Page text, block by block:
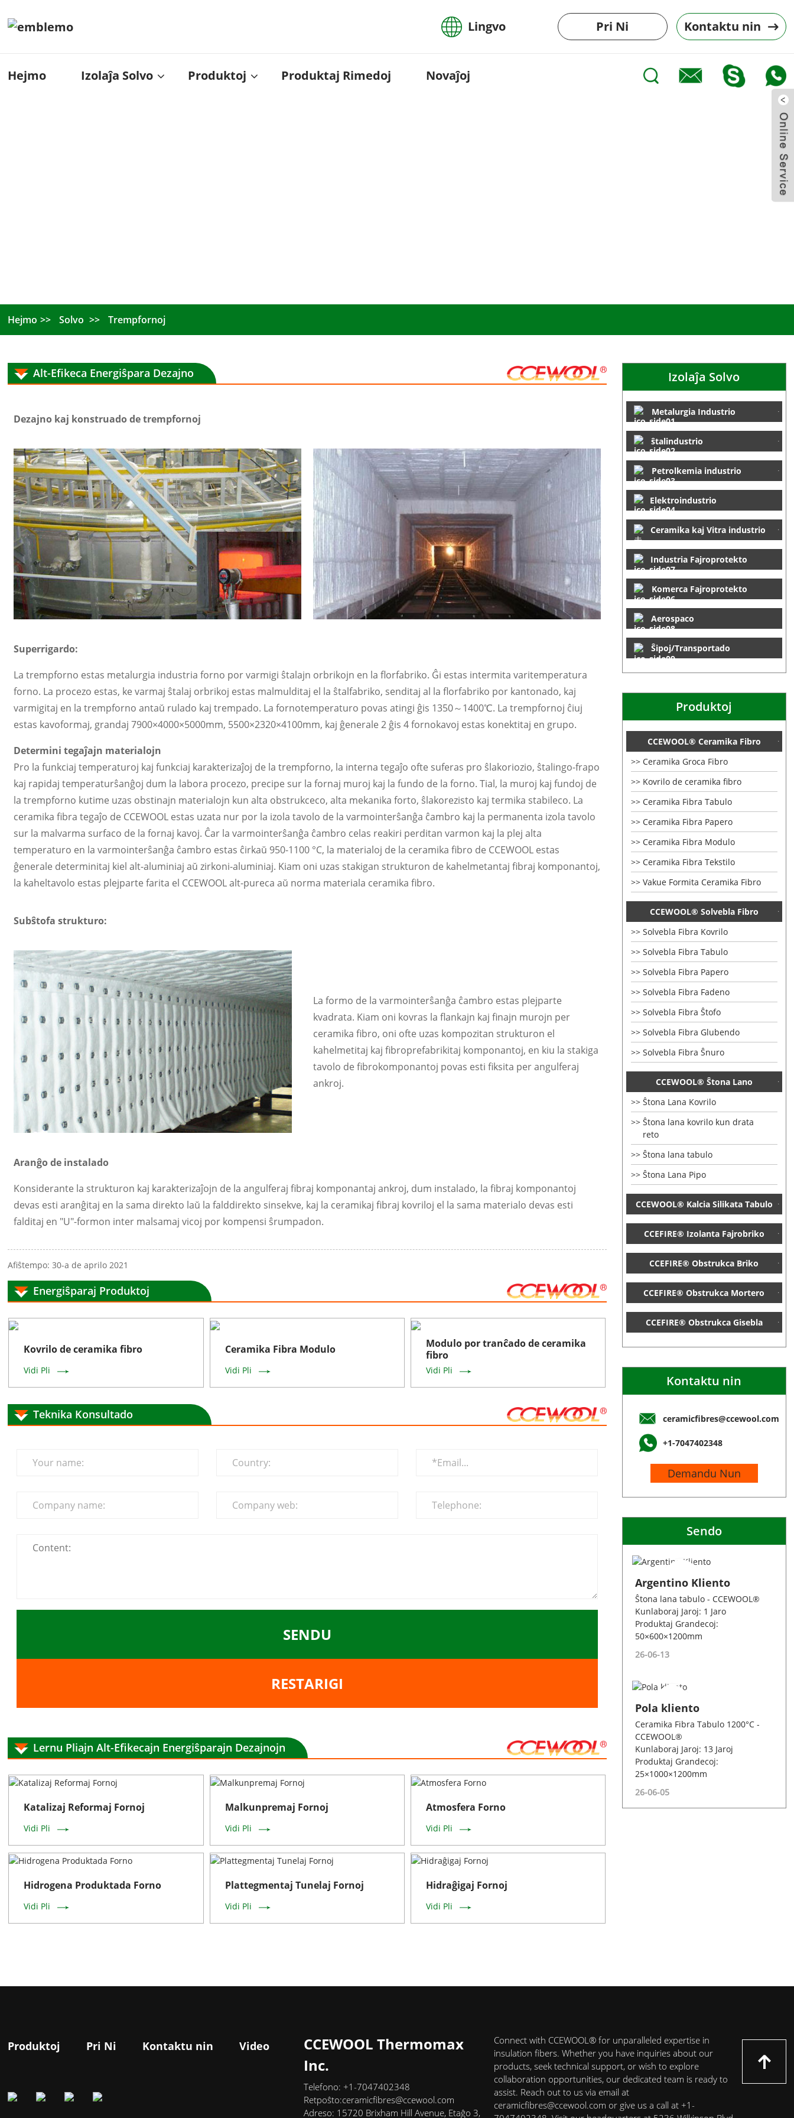
Lingvo Pri Ni Kontaktu nin
Hejmo Izolaĵa Solvo Produktoj Produktaj Rimedoj Novaĵoj
Hejmo Solvo Trempfornoj
Izolaĵa Solvo
Metalurgia Industrio
ŝtalindustrio
Petrolkemia industrio
Elektroindustrio
Ceramika kaj Vitra industrio
Industria Fajroprotekto
Komerca Fajroprotekto
Aerospaco
Ŝipoj/Transportado
Produktoj
CCEWOOL® Ceramika Fibro
Ceramika Groca Fibro
Kovrilo de ceramika fibro
Ceramika Fibra Tabulo
Ceramika Fibra Papero
Ceramika Fibra Modulo
Ceramika Fibra Tekstilo
Vakue Formita Ceramika Fibro
CCEWOOL® Solvebla Fibro
Solvebla Fibra Kovrilo
Solvebla Fibra Tabulo
Solvebla Fibra Papero
Solvebla Fibra Fadeno
Solvebla Fibra Ŝtofo
Solvebla Fibra Glubendo
Solvebla Fibra Ŝnuro
CCEWOOL® Ŝtona Lano
Ŝtona Lana Kovrilo
Ŝtona lana kovrilo kun drata
reto
Ŝtona lana tabulo
Ŝtona Lana Pipo
CCEWOOL® Kalcia Silikata Tabulo
CCEFIRE® Izolanta Fajrobriko
CCEFIRE® Obstrukca Briko
CCEFIRE® Obstrukca Mortero
CCEFIRE® Obstrukca Gisebla
Kontaktu nin
ceramicfibres@ccewool.com
+1-7047402348
Demandu Nun
Sendo
Argentino Kliento
Ŝtona lana tabulo - CCEWOOL®
Kunlaboraj Jaroj: 1 Jaro
Produktaj Grandecoj:
50×600×1200mm
26-06-13
Pola kliento
Ceramika Fibra Tabulo 1200°C -
CCEWOOL®
Kunlaboraj Jaroj: 13 Jaroj
Produktaj Grandecoj:
25×1000×1200mm
26-06-05
Alt-Efikeca Energiŝpara Dezajno
Dezajno kaj konstruado de trempfornoj
Superrigardo:
La trempforno estas metalurgia industria forno por varmigi ŝtalajn orbrikojn en la florfabriko. Ĝi estas intermita varitemperatura
forno. La procezo estas, ke varmaj ŝtalaj orbrikoj estas malmulditaj el la ŝtalfabriko, senditaj al la florfabriko por kantonado, kaj
varmigitaj en la trempforno antaŭ rulado kaj trempado. La fornotemperaturo povas atingi ĝis 1350～1400℃. La trempfornoj ĉiuj
estas kavoformaj, grandaj 7900×4000×5000mm, 5500×2320×4100mm, kaj ĝenerale 2 ĝis 4 fornokavoj estas konektitaj en grupo.
Determini tegaĵajn materialojn
Pro la funkciaj temperaturoj kaj funkciaj karakterizaĵoj de la trempforno, la interna tegaĵo ofte suferas pro ŝlakoriozio, ŝtalingo-frapo
kaj rapidaj temperaturŝanĝoj dum la labora procezo, precipe sur la fornaj muroj kaj la fundo de la forno. Tial, la muroj kaj fundoj de
la trempforno kutime uzas obstinajn materialojn kun alta obstrukceco, alta mekanika forto, ŝlakorezisto kaj termika stabileco. La
ceramika fibra tegaĵo de CCEWOOL estas uzata nur por la izola tavolo de la varmointerŝanĝa ĉambro kaj la permanenta izola tavolo
sur la malvarma surfaco de la fornaj kavoj. Ĉar la varmointerŝanĝa ĉambro celas reakiri perditan varmon kaj la plej alta
temperaturo en la varmointerŝanĝa ĉambro estas ĉirkaŭ 950-1100 °C, la materialoj de la ceramika fibro de CCEWOOL estas
ĝenerale determinitaj kiel alt-aluminiaj aŭ zirkoni-aluminiaj. Kiam oni uzas stakigan strukturon de kahelmetantaj fibraj komponantoj,
la kaheltavolo estas plejparte farita el CCEWOOL alt-pureca aŭ norma materiala ceramika fibro.
Subŝtofa strukturo:
La formo de la varmointerŝanĝa ĉambro estas plejparte
kvadrata. Kiam oni kovras la flankajn kaj finajn murojn per
ceramika fibro, oni ofte uzas kompozitan strukturon el
kahelmetitaj kaj fibroprefabrikitaj komponantoj, en kiu la stakiga
tavolo de fibrokomponantoj povas esti fiksita per angulferaj
ankroj.
Aranĝo de instalado
Konsiderante la strukturon kaj karakterizaĵojn de la angulferaj fibraj komponantaj ankroj, dum instalado, la fibraj komponantoj
devas esti aranĝitaj en la sama direkto laŭ la falddirekto sinsekve, kaj la ceramikaj fibraj kovriloj el la sama materialo devas esti
falditaj en "U"-formon inter malsamaj vicoj por kompensi ŝrumpadon.
Afiŝtempo: 30-a de aprilo 2021
Energiŝparaj Produktoj
Kovrilo de ceramika fibro
Vidi Pli
Ceramika Fibra Modulo
Vidi Pli
Modulo por tranĉado de ceramika
fibro
Vidi Pli
Teknika Konsultado
SENDU
RESTARIGI
Lernu Pliajn Alt-Efikecajn Energiŝparajn Dezajnojn
Katalizaj Reformaj Fornoj
Vidi Pli
Malkunpremaj Fornoj
Vidi Pli
Atmosfera Forno
Vidi Pli
Hidrogena Produktada Forno
Vidi Pli
Plattegmentaj Tunelaj Fornoj
Vidi Pli
Hidraĝigaj Fornoj
Vidi Pli
Produktoj Pri Ni Kontaktu nin Video
CCEWOOL Thermomax
Inc.
Telefono: +1-7047402348
Retpoŝto:ceramicfibres@ccewool.com
Adreso: 15720 Brixham Hill Avenue, Etaĝo 3,
Connect with CCEWOOL® for unparalleled expertise in
insulation fibers. Whether you have inquiries about our
products, seek technical support, or wish to explore
collaboration opportunities, our dedicated team is ready to
assist. Reach out to us via email at
ceramicfibres@ccewool.com or give us a call at +1-